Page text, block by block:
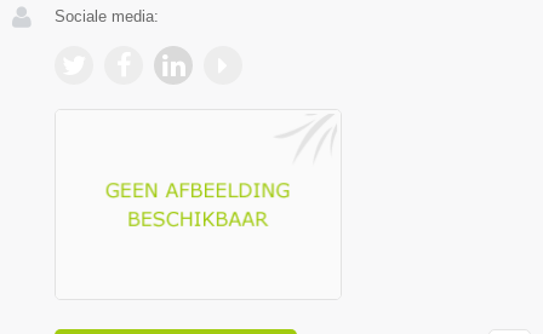
Sociale media: